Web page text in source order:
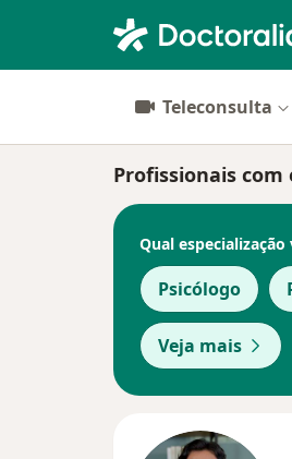
Teleconsulta
Profissionais
Qual
Psicólogo
Veja mais